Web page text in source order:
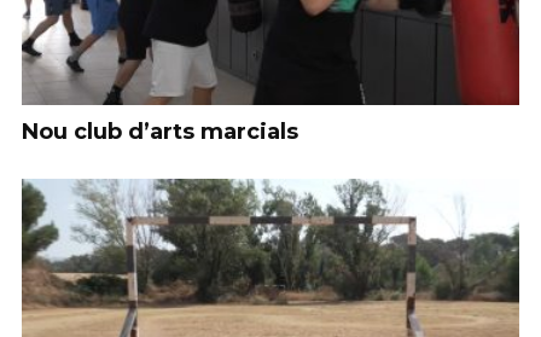
Nou club d’arts marcials